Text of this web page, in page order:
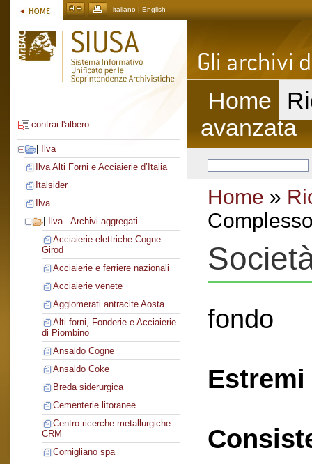
italiano | English
contrai l'albero
Ilva
Ilva Alti Forni e Acciaierie d’Italia
Italsider
Ilva
Ilva - Archivi aggregati
Acciaierie elettriche Cogne -
Girod
Acciaierie e ferriere nazionali
Acciaierie venete
Agglomerati antracite Aosta
Alti forni, Fonderie e Acciaierie
di Piombino
Ansaldo Cogne
Ansaldo Coke
Breda siderurgica
Cementerie litoranee
Centro ricerche metallurgiche -
CRM
Cornigliano spa
Home
avanzata
Home »
fondo